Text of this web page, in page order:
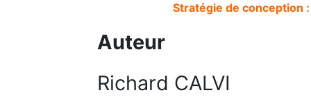
Stratégie de conception
Auteur
Richard CALVI